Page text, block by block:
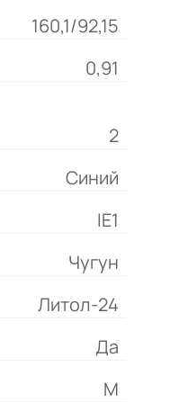
160,1/92,15
0,91
2
Синий
IE1
Чугун
Литол-24
Да
М